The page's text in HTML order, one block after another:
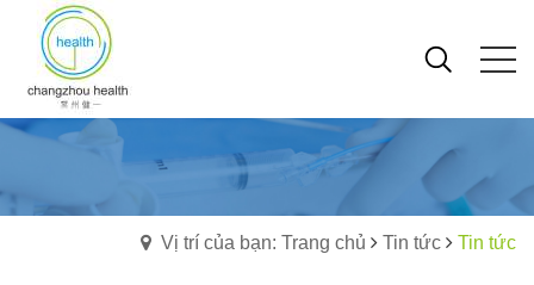
Vị trí của bạn: Trang chủ Tin tức Tin tức